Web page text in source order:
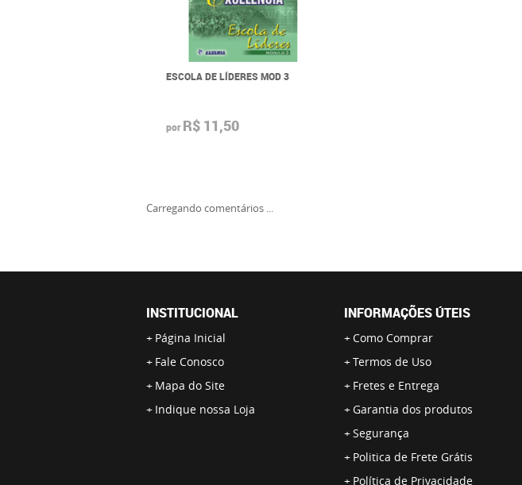
ESCOLA DE LÍDERES MOD 3
por R$ 11,50
Carregando comentários ...
INSTITUCIONAL
Página Inicial
Fale Conosco
Mapa do Site
Indique nossa Loja
INFORMAÇÕES ÚTEIS
Como Comprar
Termos de Uso
Fretes e Entrega
Garantia dos produtos
Segurança
Politica de Frete Grátis
Política de Privacidade